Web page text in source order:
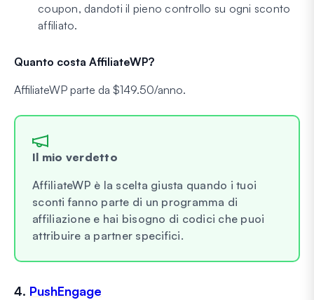
coupon, dandoti il pieno controllo su ogni sconto
affiliato.
Quanto costa AffiliateWP?
AffiliateWP parte da $149.50/anno.
Il mio verdetto
AffiliateWP è la scelta giusta quando i tuoi
sconti fanno parte di un programma di
affiliazione e hai bisogno di codici che puoi
attribuire a partner specifici.
4. PushEngage